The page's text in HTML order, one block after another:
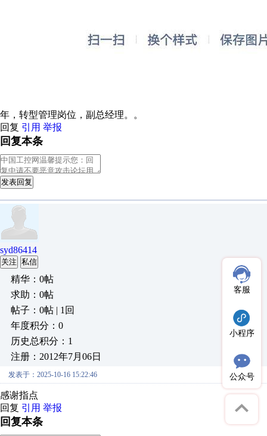
年，转型管理岗位，副总经理。。
回复 引用 举报
回复本条
发表回复
syd86414
关注 私信
精华：0帖
求助：0帖
帖子：0帖 | 1回
年度积分：0
历史总积分：1
注册：2012年7月06日
发表于：2025-10-16 15:22:46
感谢指点
回复 引用 举报
回复本条
客服
小程序
公众号